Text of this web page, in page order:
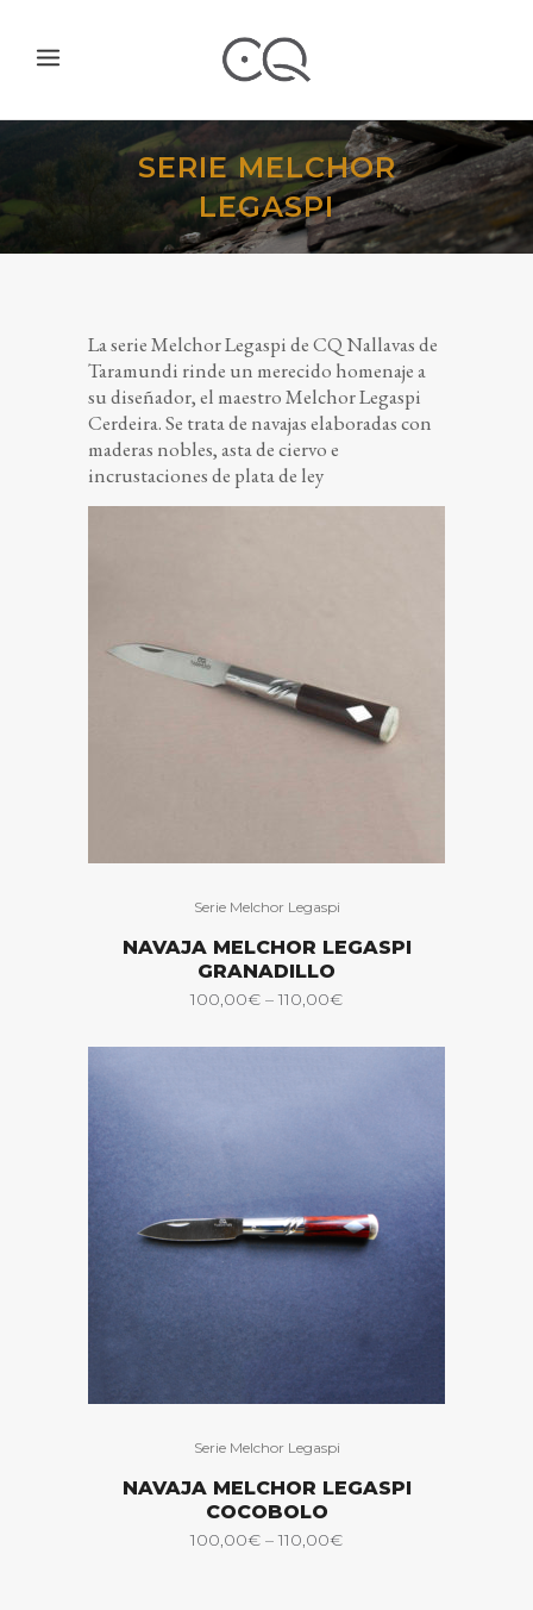
SERIE MELCHOR
LEGASPI
La serie Melchor Legaspi de CQ Nallavas de
Taramundi rinde un merecido homenaje a
su diseñador, el maestro Melchor Legaspi
Cerdeira. Se trata de navajas elaboradas con
maderas nobles, asta de ciervo e
incrustaciones de plata de ley
Serie Melchor Legaspi
NAVAJA MELCHOR LEGASPI
GRANADILLO
100,00€ –110,00€
Serie Melchor Legaspi
NAVAJA MELCHOR LEGASPI
COCOBOLO
100,00€ –110,00€